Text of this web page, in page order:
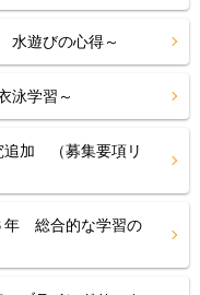
遊びの心得～
学習～
追加 （募集要項リ
総合的な学習の